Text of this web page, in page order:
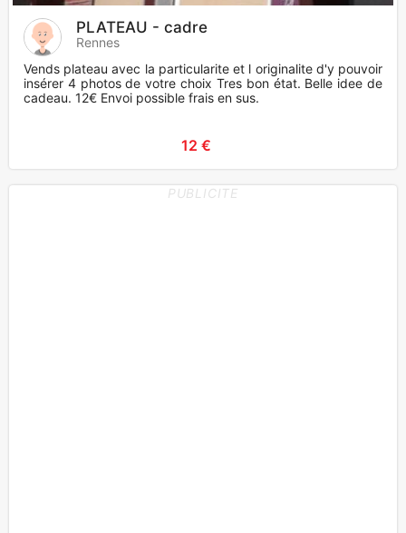
PLATEAU - cadre
Rennes
Vends plateau avec la particularite et l originalite d'y pouvoir
insérer 4 photos de votre choix Tres bon état. Belle idee de
cadeau. 12€ Envoi possible frais en sus.
12 €
PUBLICITE